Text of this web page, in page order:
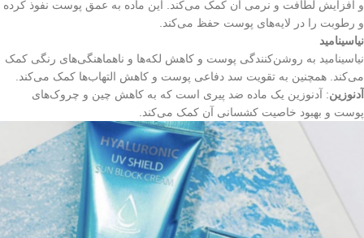
و افزایش لطافت و نرمی آن کمک می‌کند. این ماده به عمق پوست نفوذ کرده
و رطوبت را در لایه‌های پوست حفظ می‌کند.
نیاسینامید
نیاسینامید به روشن‌کنندگی پوست و کاهش لکه‌ها و ناهماهنگی‌های رنگی کمک
می‌کند. همچنین به تقویت سد دفاعی پوست و کاهش التهاب‌ها کمک می‌کند.
آدنوزین: آدنوزین یک ماده ضد پیری است که به کاهش چین و چروک‌های
پوست و بهبود خاصیت کشسانی آن کمک می‌کند.